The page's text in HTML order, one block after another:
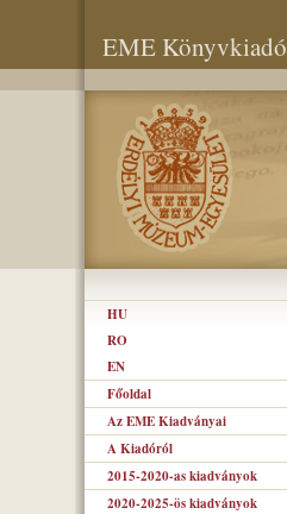
EME Könyvkiadó
HU
RO
EN
Főoldal
Az EME Kiadványai
A Kiadóról
2015-2020-as kiadványok
2020-2025-ös kiadványok